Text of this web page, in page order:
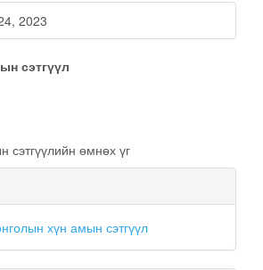
2023
сэтгүүл
өмнөх үг
хүн амын сэтгүүл